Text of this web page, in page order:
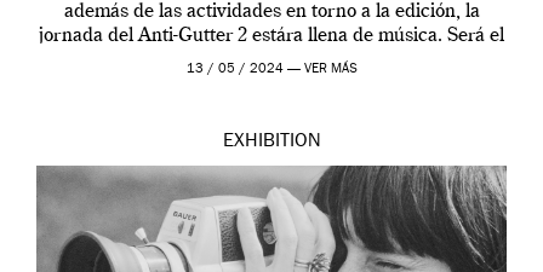
además de las actividades en torno a la edición, la
jornada del Anti-Gutter 2 estára llena de música. Será el
[…]
13 / 05 / 2024 — VER MÁS
EXHIBITION